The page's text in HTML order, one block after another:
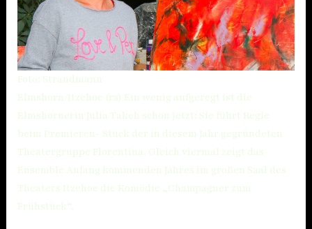
Foto: Strandmann
Elmshorn/Itzehoe (rs) Ein wenig aufgeregt ist die
Elmshornerin Julia Takeh schon jetzt: Sie führt Regie
beim Premieren- Stück der in diesem Jahr gegründeten
Theatergruppe Florentina. Gleich viermal zeigt das
Ensemble Anfang kommenden Jahres im großen Saal des
Theaters Itzehoe die Komödie „Champagner zum
Frühstück“.